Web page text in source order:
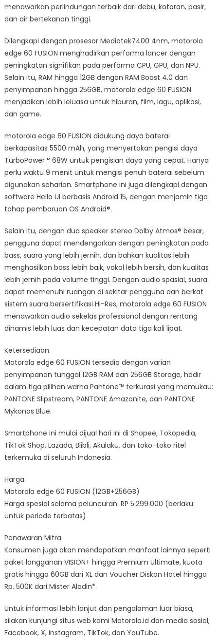
menawarkan perlindungan terbaik dari debu, kotoran, pasir,
dan air bertekanan tinggi.
Dilengkapi dengan prosesor Mediatek7400 4nm, motorola
edge 60 FUSION menghadirkan performa lancer dengan
peningkatan signifikan pada performa CPU, GPU, dan NPU.
Selain itu, RAM hingga 12GB dengan RAM Boost 4.0 dan
penyimpanan hingga 256GB, motorola edge 60 FUSION
menjadikan lebih leluasa untuk hiburan, film, lagu, aplikasi,
dan game.
motorola edge 60 FUSION didukung daya baterai
berkapasitas 5500 mAh, yang menyertakan pengisi daya
TurboPower™ 68W untuk pengisian daya yang cepat. Hanya
perlu waktu 9 menit untuk mengisi penuh baterai sebelum
digunakan seharian. Smartphone ini juga dilengkapi dengan
software Hello UI berbasis Android 15, dengan menjamin tiga
tahap pembaruan OS Android®.
Selain itu, dengan dua speaker stereo Dolby Atmos® besar,
pengguna dapat mendengarkan dengan peningkatan pada
bass, suara yang lebih jernih, dan bahkan kualitas lebih
menghasilkan bass lebih baik, vokal lebih bersih, dan kualitas
lebih jernih pada volume tinggi. Dengan audio spasial, suara
dapat memenuhi ruangan di sekitar pengguna dan berkat
sistem suara bersertifikasi Hi-Res, motorola edge 60 FUSION
menawarkan audio sekelas professional dengan rentang
dinamis lebih luas dan kecepatan data tiga kali lipat.
Ketersediaan:
Motorola edge 60 FUSION tersedia dengan varian
penyimpanan tunggal 12GB RAM dan 256GB Storage, hadir
dalam tiga pilihan warna Pantone™ terkurasi yang memukau:
PANTONE Slipstream, PANTONE Amazonite, dan PANTONE
Mykonos Blue.
Smartphone ini mulai dijual hari ini di Shopee, Tokopedia,
TikTok Shop, Lazada, Blibli, Akulaku, dan toko-toko ritel
terkemuka di seluruh Indonesia.
Harga:
Motorola edge 60 FUSION (12GB+256GB)
Harga spesial selama peluncuran: RP 5.299.000 (berlaku
untuk periode terbatas)
Penawaran Mitra:
Konsumen juga akan mendapatkan manfaat lainnya seperti
paket langganan VISION+ hingga Premium Ultimate, kuota
gratis hingga 60GB dari XL dan Voucher Diskon Hotel hingga
Rp. 500K dari Mister Aladin*.
Untuk informasi lebih lanjut dan pengalaman luar biasa,
silakan kunjungi situs web kami Motorola.id dan media sosial,
Facebook, X, Instagram, TikTok, dan YouTube.